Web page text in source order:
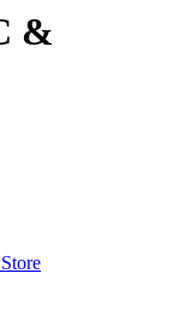
&